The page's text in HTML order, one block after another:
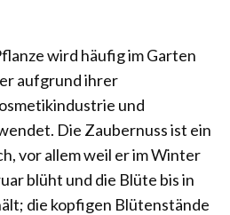
wird häufig im Garten
aufgrund ihrer
und
Die Zaubernuss ist ein
vor allem weil er im Winter
blüht und die Blüte bis in
die kopfigen Blütenstände